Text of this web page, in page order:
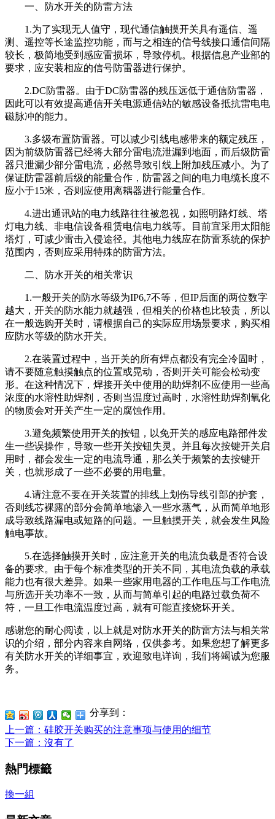
一、防水开关的防雷方法
1.为了实现无人值守，现代通信触摸开关具有遥信、遥
测、遥控等长途监控功能，而与之相连的信号线接口通信间隔
较长，极简地受到感应雷损坏，导致停机。根据信息产业部的
要求，应安装相应的信号防雷器进行保护。
2.DC防雷器。由于DC防雷器的残压远低于通信防雷器，
因此可以有效提高通信开关电源通信站的敏感设备抵抗雷电电
磁脉冲的能力。
3.多级布置防雷器。可以减少引线电感带来的额定残压，
因为前级防雷器已经将大部分雷电流泄漏到地面，而后级防雷
器只泄漏少部分雷电流，必然导致引线上附加残压减小。为了
保证防雷器前后级的能量合作，防雷器之间的电力电缆长度不
应小于15米，否则应使用离耦器进行能量合作。
4.进出通讯站的电力线路往往被忽视，如照明路灯线、塔
灯电力线、非电信设备租赁电信电力线等。目前宜采用太阳能
塔灯，可减少雷击入侵途径。其他电力线应在防雷系统的保护
范围内，否则应采用特殊的防雷方法。
二、防水开关的相关常识
1.一般开关的防水等级为IP6,7不等，但IP后面的两位数字
越大，开关的防水能力就越强，但相关的价格也比较贵，所以
在一般选购开关时，请根据自己的实际应用场景要求，购买相
应防水等级的防水开关。
2.在装置过程中，当开关的所有焊点都没有完全冷固时，
请不要随意触摸触点的位置或晃动，否则开关可能会松动变
形。在这种情况下，焊接开关中使用的助焊剂不应使用一些高
浓度的水溶性助焊剂，否则当温度过高时，水溶性助焊剂氧化
的物质会对开关产生一定的腐蚀作用。
3.避免频繁使用开关的按钮，以免开关的感应电路部件发
生一些误操作，导致一些开关按钮失灵。并且每次按键开关启
用时，都会发生一定的电流导通，那么关于频繁的去按键开
关，也就形成了一些不必要的用电量。
4.请注意不要在开关装置的排线上划伤导线引部的护套，
否则线芯裸露的部分会简单地渗入一些水蒸气，从而简单地形
成导致线路漏电或短路的问题。一旦触摸开关，就会发生风险
触电事故。
5.在选择触摸开关时，应注意开关的电流负载是否符合设
备的要求。由于每个标准类型的开关不同，其电流负载的承载
能力也有很大差异。如果一些家用电器的工作电压与工作电流
与所选开关功率不一致，从而与简单引起的电路过载负荷不
符，一旦工作电流温度过高，就有可能直接烧坏开关。
感谢您的耐心阅读，以上就是对防水开关的防雷方法与相关常
识的介绍，部分内容来自网络，仅供参考。如果您想了解更多
有关防水开关的详细事宜，欢迎致电详询，我们将竭诚为您服
务。
分享到：
上一篇 ：硅胶开关购买的注意事项与使用的细节
下一篇 ：沒有了
熱門標籤
換一組